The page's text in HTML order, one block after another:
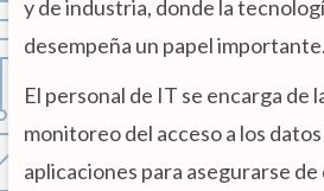
y de industria, donde la
desempeña un papel importante.
El personal de IT se encarga de
monitoreo del acceso a los
aplicaciones para asegurarse